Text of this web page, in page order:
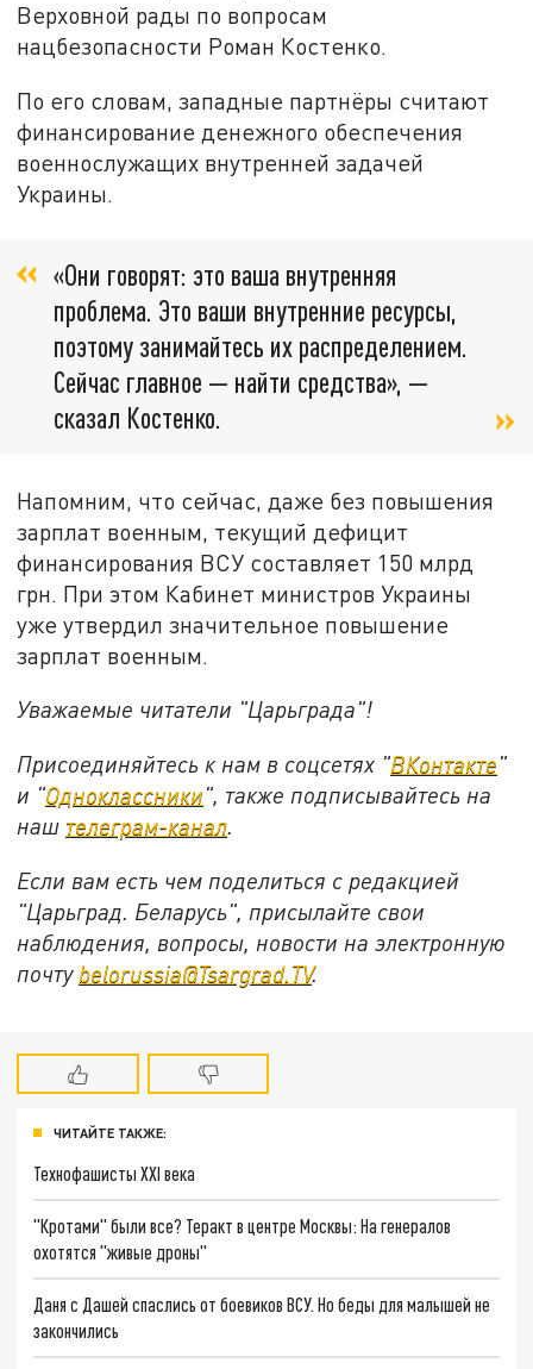
Верховной рады по вопросам
нацбезопасности Роман Костенко.
По его словам, западные партнёры считают
финансирование денежного обеспечения
военнослужащих внутренней задачей
Украины.
«Они говорят: это ваша внутренняя
проблема. Это ваши внутренние ресурсы,
поэтому занимайтесь их распределением.
Сейчас главное — найти средства», —
сказал Костенко.
Напомним, что сейчас, даже без повышения
зарплат военным, текущий дефицит
финансирования ВСУ составляет 150 млрд
грн. При этом Кабинет министров Украины
уже утвердил значительное повышение
зарплат военным.
Уважаемые читатели "Царьграда"!
Присоединяйтесь к нам в соцсетях "ВКонтакте"
и "Одноклассники", также подписывайтесь на
наш телеграм-канал.
Если вам есть чем поделиться с редакцией
"Царьград. Беларусь", присылайте свои
наблюдения, вопросы, новости на электронную
почту belorussia@Tsargrad.TV.
ЧИТАЙТЕ ТАКЖЕ:
Технофашисты XXI века
"Кротами" были все? Теракт в центре Москвы: На генералов
охотятся "живые дроны"
Даня с Дашей спаслись от боевиков ВСУ. Но беды для малышей не
закончились